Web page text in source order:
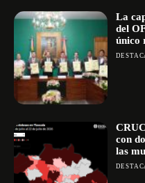
La
del
único
con
las